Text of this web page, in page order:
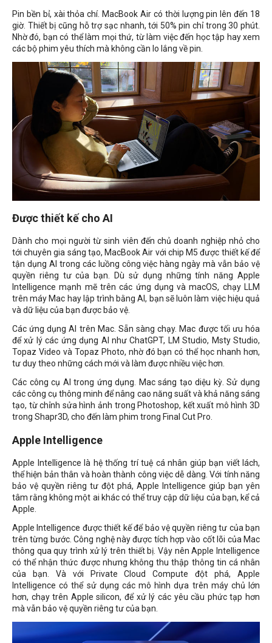
Pin bền bỉ, xài thỏa chí. MacBook Air có thời lượng pin lên đến 18
giờ. Thiết bị cũng hỗ trợ sạc nhanh, tới 50% pin chỉ trong 30 phút.
Nhờ đó, bạn có thể làm mọi thứ, từ làm việc đến học tập hay xem
các bộ phim yêu thích mà không cần lo lắng về pin.
Được thiết kế cho AI
Dành cho mọi người từ sinh viên đến chủ doanh nghiệp nhỏ cho
tới chuyên gia sáng tạo, MacBook Air với chip M5 được thiết kế để
tận dụng AI trong các luồng công việc hàng ngày mà vẫn bảo vệ
quyền riêng tư của bạn. Dù sử dụng những tính năng Apple
Intelligence mạnh mẽ trên các ứng dụng và macOS, chạy LLM
trên máy Mac hay lập trình bằng AI, bạn sẽ luôn làm việc hiệu quả
và dữ liệu của bạn được bảo vệ.
Các ứng dụng AI trên Mac. Sẵn sàng chạy. Mac được tối ưu hóa
để xử lý các ứng dụng AI như ChatGPT, LM Studio, Msty Studio,
Topaz Video và Topaz Photo, nhờ đó bạn có thể học nhanh hơn,
tư duy theo những cách mới và làm được nhiều việc hơn.
Các công cụ AI trong ứng dụng. Mac sáng tạo diệu kỳ. Sử dụng
các công cụ thông minh để nâng cao năng suất và khả năng sáng
tạo, từ chỉnh sửa hình ảnh trong Photoshop, kết xuất mô hình 3D
trong Shapr3D, cho đến làm phim trong Final Cut Pro.
Apple Intelligence
Apple Intelligence là hệ thống trí tuệ cá nhân giúp bạn viết lách,
thể hiện bản thân và hoàn thành công việc dễ dàng. Với tính năng
bảo vệ quyền riêng tư đột phá, Apple Intelligence giúp bạn yên
tâm rằng không một ai khác có thể truy cập dữ liệu của bạn, kể cả
Apple.
Apple Intelligence được thiết kế để bảo vệ quyền riêng tư của bạn
trên từng bước. Công nghệ này được tích hợp vào cốt lõi của Mac
thông qua quy trình xử lý trên thiết bị. Vậy nên Apple Intelligence
có thể nhận thức được nhưng không thu thập thông tin cá nhân
của bạn. Và với Private Cloud Compute đột phá, Apple
Intelligence có thể sử dụng các mô hình dựa trên máy chủ lớn
hơn, chạy trên Apple silicon, để xử lý các yêu cầu phức tạp hơn
mà vẫn bảo vệ quyền riêng tư của bạn.